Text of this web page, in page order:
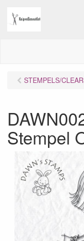
STEMPELS/
Stempel